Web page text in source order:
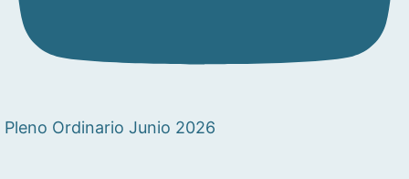
Pleno Ordinario Junio 2026